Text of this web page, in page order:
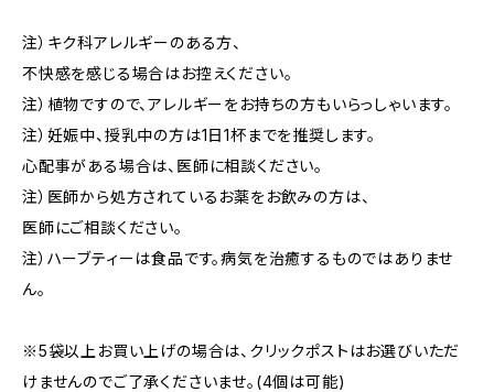
注）キク科アレルギーのある方、
不快感を感じる場合はお控えください。
注）植物ですので、アレルギーをお持ちの方もいらっしゃいます。
注）妊娠中、授乳中の方は1日1杯までを推奨します。
心配事がある場合は、医師に相談ください。
注）医師から処方されているお薬をお飲みの方は、
医師にご相談ください。
注）ハーブティーは食品です。病気を治癒するものではありませ
ん。
※5袋以上お買い上げの場合は、クリックポストはお選びいただ
けませんのでご了承くださいませ。(4個は可能)